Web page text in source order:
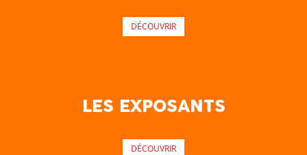
DÉCOUVRIR
LES EXPOSANTS
DÉCOUVRIR